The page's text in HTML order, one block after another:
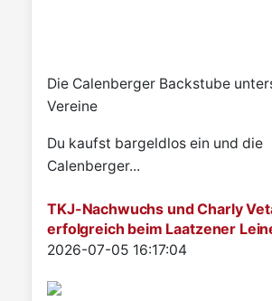
Die Calenberger Backstube
Vereine
Du kaufst bargeldlos ein und die
Calenberger...
TKJ-Nachwuchs und Charly
erfolgreich beim Laatzener
Details
2026-07-05 16:17:04